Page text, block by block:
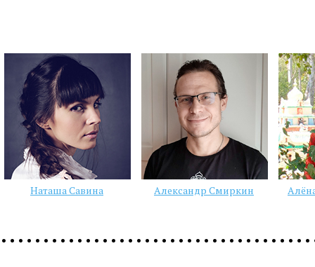
Наташа Савина Александр Смиркин